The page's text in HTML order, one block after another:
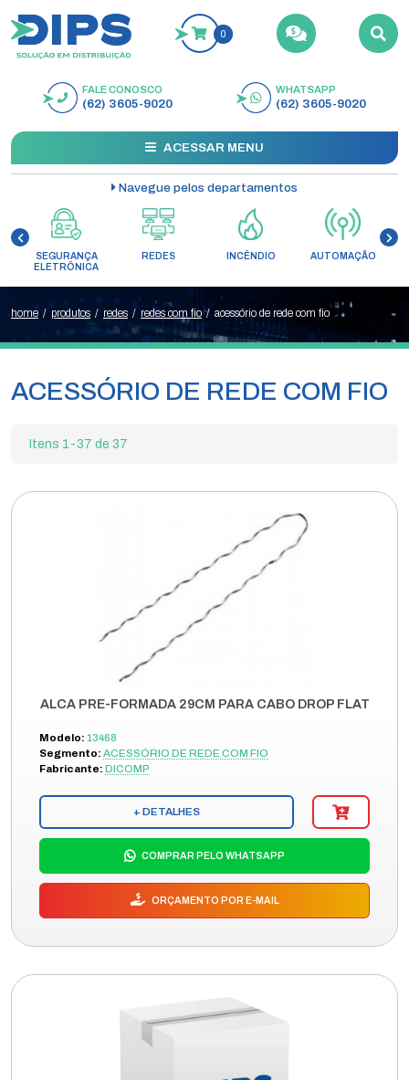
0
BUSCAR
FALE CONOSCO
(62) 3605-9020
WHATSAPP
(62) 3605-9020
ACESSAR MENU
Navegue pelos departamentos
SEGURANÇA
ELETRÔNICA
REDES INCÊNDIO AUTOMAÇÃO
home / produtos / redes / redes com fio / acessório de rede com fio
ACESSÓRIO DE REDE COM FIO
Itens 1-37 de 37
ALCA PRE-FORMADA 29CM PARA CABO DROP FLAT
Modelo: 13468
Segmento: ACESSÓRIO DE REDE COM FIO
Fabricante: DICOMP
+ DETALHES
COMPRAR PELO WHATSAPP
ORÇAMENTO POR E-MAIL